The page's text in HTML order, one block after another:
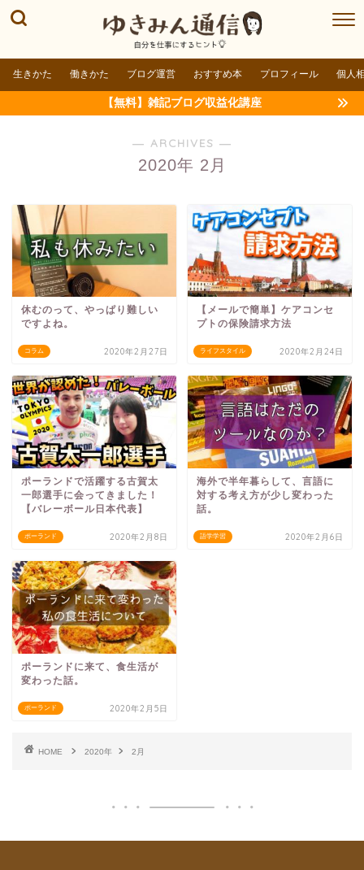
生きかた 働きかた ブログ運営 おすすめ本 プロフィール 個人
【無料】雑記ブログ収益化講座
― ARCHIVES ―
2020年 2月
コラム
休むのって、やっぱり難しい
ですよね。
2020年2月27日 ライフスタイル
【メールで簡単】ケアコンセ
プトの保険請求方法
2020年2月24日
ポーランド
ポーランドで活躍する古賀太
一郎選手に会ってきました！
【バレーボール日本代表】
2020年2月8日 語学学習
海外で半年暮らして、言語に
対する考え方が少し変わった
話。
2020年2月6日
ポーランド
ポーランドに来て、食生活が
変わった話。
2020年2月5日
HOME 2020年 2月